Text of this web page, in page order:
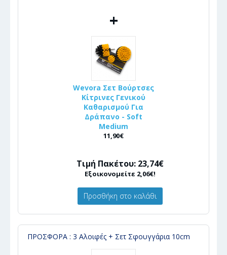
+
Wevora Σετ Βούρτσες
Κίτρινες Γενικού
Καθαρισμού Για
Δράπανο - Soft
Medium
11,90€
Τιμή Πακέτου: 23,74€
Εξοικονομείτε 2,06€!
Προσθήκη στο καλάθι
ΠΡΟΣΦΟΡΑ : 3 Αλοιφές + Σετ Σφουγγάρια 10cm